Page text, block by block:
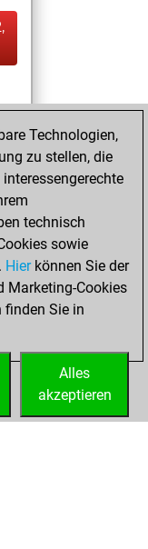
a
Technologien,
zu stellen, die
technisch
sowie
Hierkönnen Sie der
Marketing-Cookies
finden Sie in
Alles
akzeptieren